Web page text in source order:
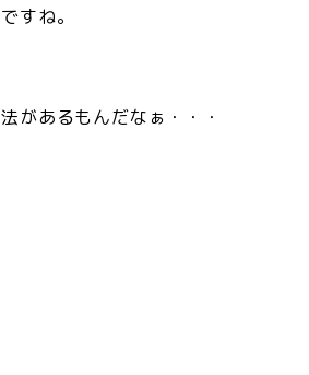
すね。
があるもんだなぁ・・・